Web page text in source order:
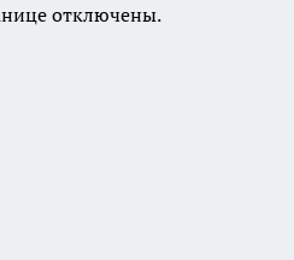
отключены.